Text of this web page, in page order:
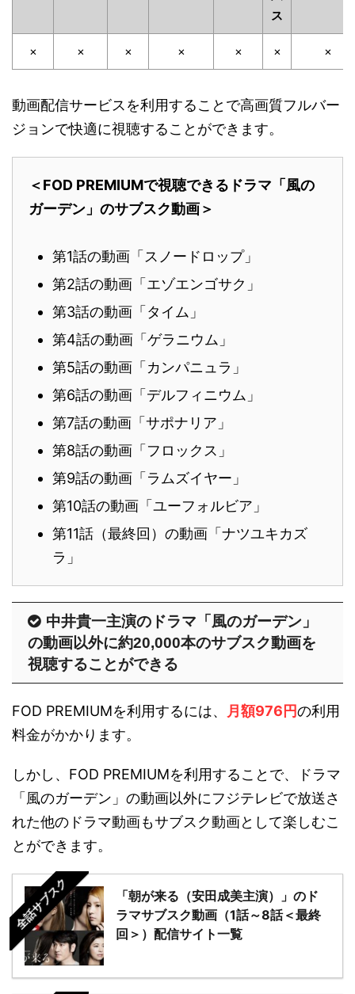
ス
× × × × × × ×
動画配信サービスを利用することで高画質フルバー
ジョンで快適に視聴することができます。
＜FOD PREMIUMで視聴できるドラマ「風の
ガーデン」のサブスク動画＞
第1話の動画「スノードロップ」
第2話の動画「エゾエンゴサク」
第3話の動画「タイム」
第4話の動画「ゲラニウム」
第5話の動画「カンパニュラ」
第6話の動画「デルフィニウム」
第7話の動画「サポナリア」
第8話の動画「フロックス」
第9話の動画「ラムズイヤー」
第10話の動画「ユーフォルビア」
第11話（最終回）の動画「ナツユキカズ
ラ」
中井貴一主演のドラマ「風のガーデン」
の動画以外に約20,000本のサブスク動画を
視聴することができる
FOD PREMIUMを利用するには、 月額976円の利用
料金がかかります。
しかし、FOD PREMIUMを利用することで、ドラマ
「風のガーデン」の動画以外にフジテレビで放送さ
れた他のドラマ動画もサブスク動画として楽しむこ
とができます。
全話サブスク
「朝が来る（安田成美主演）」のド
ラマサブスク動画（1話～8話＜最終
回＞）配信サイト一覧